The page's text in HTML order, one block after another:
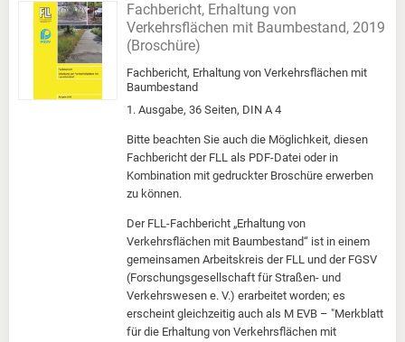
Fachbericht, Erhaltung von
Verkehrsflächen mit Baumbestand, 2019
(Broschüre)
Fachbericht, Erhaltung von Verkehrsflächen mit
Baumbestand
1. Ausgabe, 36 Seiten, DIN A 4
Bitte beachten Sie auch die Möglichkeit, diesen
Fachbericht der FLL als PDF-Datei oder in
Kombination mit gedruckter Broschüre erwerben
zu können.
Der FLL-Fachbericht „Erhaltung von
Verkehrsflächen mit Baumbestand“ ist in einem
gemeinsamen Arbeitskreis der FLL und der FGSV
(Forschungsgesellschaft für Straßen- und
Verkehrswesen e. V.) erarbeitet worden; es
erscheint gleichzeitig auch als M EVB – "Merkblatt
für die Erhaltung von Verkehrsflächen mit